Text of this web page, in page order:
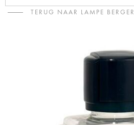
TERUG NAAR LAMPE BERGER